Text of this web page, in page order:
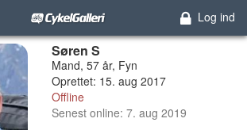
Log ind
Søren S
Mand, 57 år, Fyn
Oprettet: 15. aug 2017
Offline
Senest online: 7. aug 2019